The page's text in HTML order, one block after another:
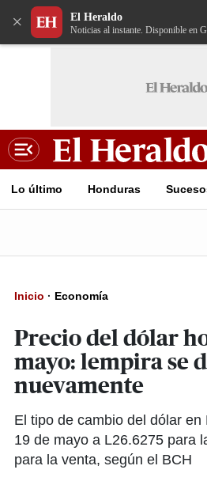
× El Heraldo
Noticias al instante. Disponible en
Lo último Honduras
Inicio · Economía
Precio del dólar
mayo: lempira se
nuevamente
El tipo de cambio del dólar
19 de mayo a L26.6275 para
para la venta, según el BCH